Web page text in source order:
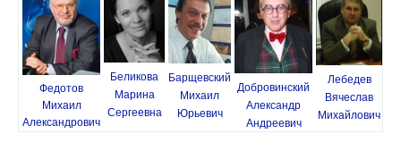
Федотов
Михаил
Александрович
Беликова
Марина
Сергеевна
Барщевский
Михаил
Юрьевич
Добровинский
Александр
Андреевич
Лебедев
Вячеслав
Михайлович